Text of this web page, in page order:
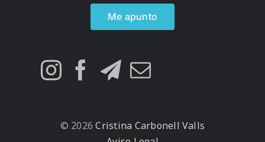
Me apunto
© 2026 Cristina Carbonell Valls